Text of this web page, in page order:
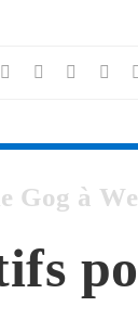
Gog à